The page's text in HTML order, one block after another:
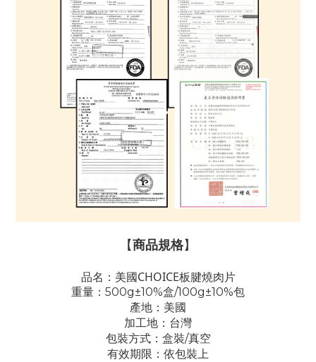
【商品規格】
品名：美國CHOICE板腱燒肉片
重量：500g±10%盒/100g±10%包
產地：美國
加工地：台灣
包裝方式：盒裝/真空
有效期限：依包裝上